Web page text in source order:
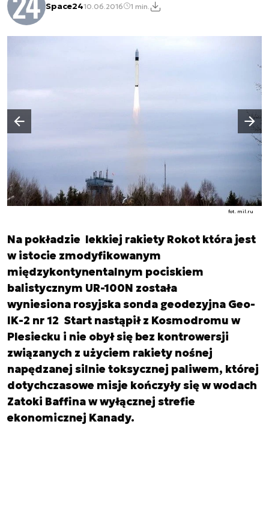
Space2410.06.2016 1 min.
fot. mil.ru
Poprzedni slajd
Następny slajd
Na pokładzie lekkiej rakiety Rokot która jest
w istocie zmodyfikowanym
międzykontynentalnym pociskiem
balistycznym UR-100N została
wyniesiona rosyjska sonda geodezyjna Geo-
IK-2 nr 12 Start nastąpił z Kosmodromu w
Plesiecku i nie obył się bez kontrowersji
związanych z użyciem rakiety nośnej
napędzanej silnie toksycznej paliwem, której
dotychczasowe misje kończyły się w wodach
Zatoki Baffina w wyłącznej strefie
ekonomicznej Kanady.